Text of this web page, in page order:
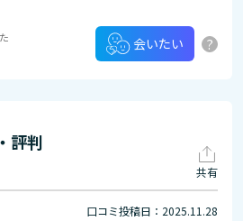
会いたい ?
評判
共有
口コミ投稿日：2025.11.28